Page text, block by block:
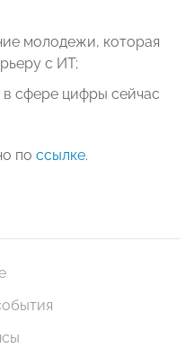
молодежи, которая
с ИТ;
сфере цифры сейчас
по ссылке.